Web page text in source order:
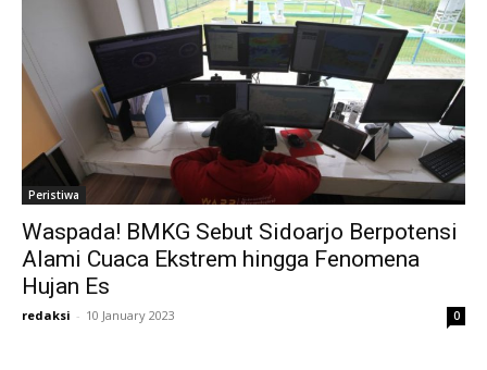
Peristiwa
Waspada! BMKG Sebut Sidoarjo Berpotensi
Alami Cuaca Ekstrem hingga Fenomena
Hujan Es
redaksi - 10 January 2023 0